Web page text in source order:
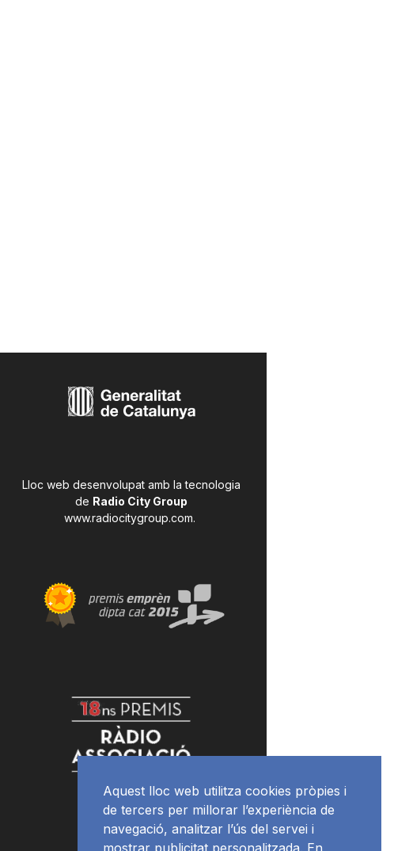
Lloc web desenvolupat amb la tecnologia
de Radio City Group
www.radiocitygroup.com.
Aquest lloc web utilitza cookies pròpies i
de tercers per millorar l’experiència de
navegació, analitzar l’ús del servei i